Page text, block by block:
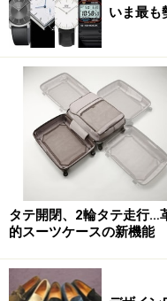
いま最も
タテ開閉、2輪タテ走行…
的スーツケースの新機能